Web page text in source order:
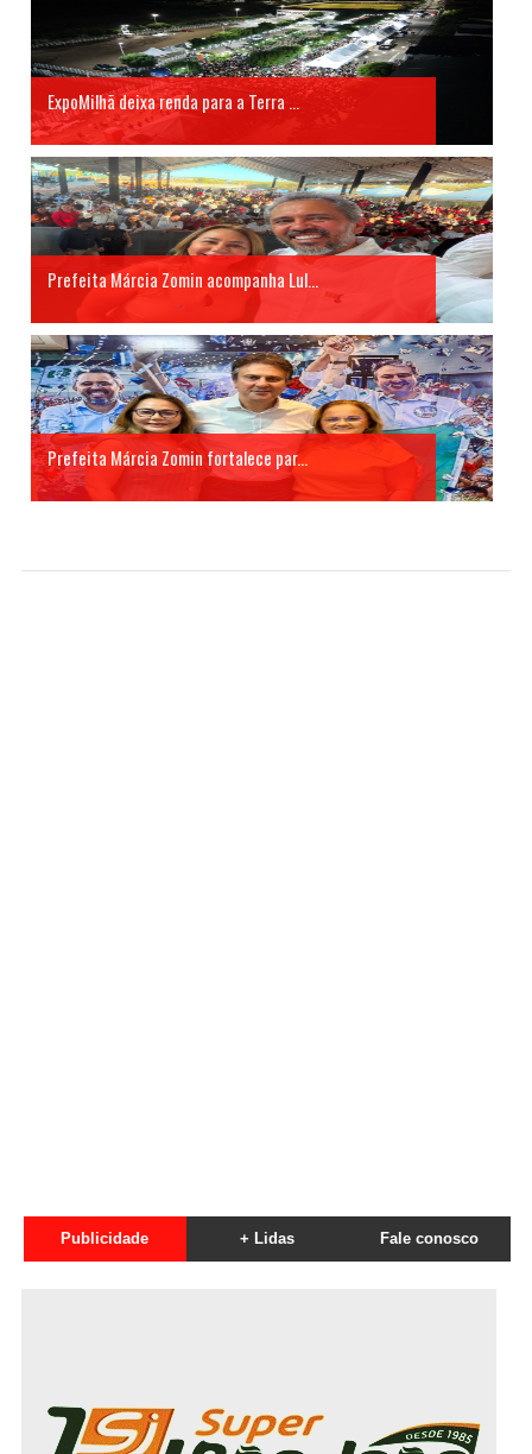
ExpoMilhã deixa renda para a Terra ...
Prefeita Márcia Zomin acompanha Lul...
Prefeita Márcia Zomin fortalece par...
Publicidade + Lidas Fale conosco